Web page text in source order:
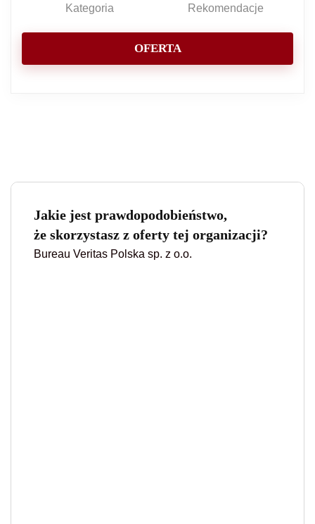
Kategoria
Rekomendacje
OFERTA
Jakie jest prawdopodobieństwo,
że skorzystasz z oferty tej organizacji?
Bureau Veritas Polska sp. z o.o.